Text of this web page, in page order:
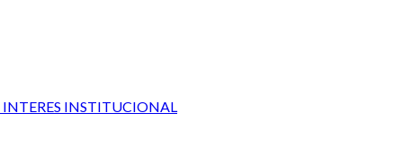
INTERES INSTITUCIONAL